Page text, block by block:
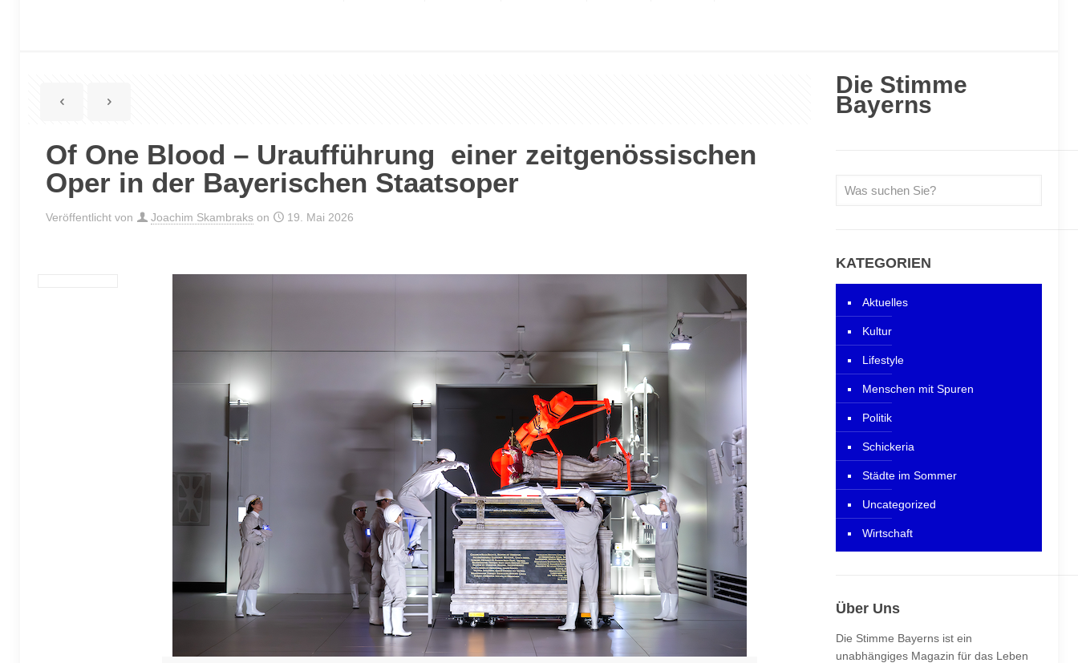
Of One Blood – Uraufführung einer zeitgenössischen
Oper in der Bayerischen Staatsoper
Veröffentlicht von Joachim Skambraks on 19. Mai 2026
Die Stimme
Bayerns
KATEGORIEN
Aktuelles
Kultur
Lifestyle
Menschen mit Spuren
Politik
Schickeria
Städte im Sommer
Uncategorized
Wirtschaft
Über Uns
Die Stimme Bayerns ist ein
unabhängiges Magazin für das Leben